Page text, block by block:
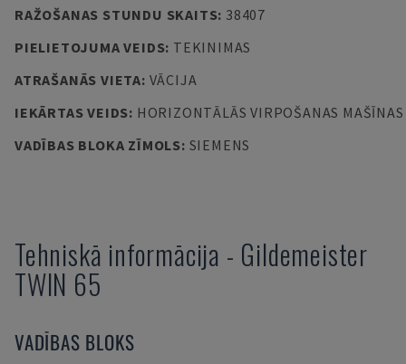
RAŽOŠANAS STUNDU SKAITS: 38407
PIELIETOJUMA VEIDS: TEKINIMAS
ATRAŠANĀS VIETA: VĀCIJA
IEKĀRTAS VEIDS: HORIZONTĀLĀS VIRPOŠANAS MAŠĪNAS
VADĪBAS BLOKA ZĪMOLS: SIEMENS
Tehniskā informācija - Gildemeister
TWIN 65
VADĪBAS BLOKS